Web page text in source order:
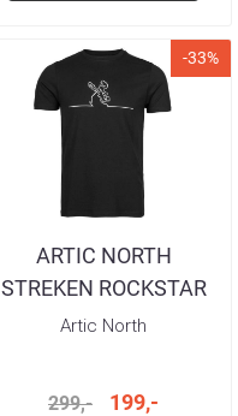
-33%
ARTIC NORTH
STREKEN ROCKSTAR
BLACK T-SKJORTE
Artic North
299,- 199,-